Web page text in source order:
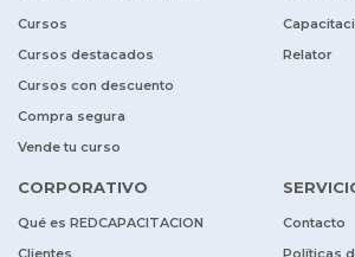
Cursos
Cursos destacados
Cursos con descuento
Compra segura
Vende tu curso
Relator
CORPORATIVO
Qué es REDCAPACITACION
Contacto